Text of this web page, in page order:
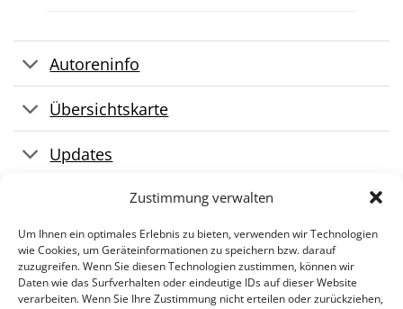
Zustimmung verwalten
Um Ihnen ein optimales Erlebnis zu bieten, verwenden wir Technologien
wie Cookies, um Geräteinformationen zu speichern bzw. darauf
zuzugreifen. Wenn Sie diesen Technologien zustimmen, können wir
Daten wie das Surfverhalten oder eindeutige IDs auf dieser Website
verarbeiten. Wenn Sie Ihre Zustimmung nicht erteilen oder zurückziehen,
Autoreninfo
Übersichtskarte
Updates
GPS-Tracks